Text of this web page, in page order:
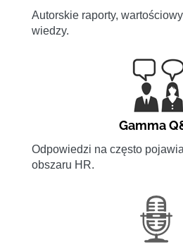
Autorskie raporty,
wiedzy.
Gamma
Odpowiedzi na często
obszaru HR.